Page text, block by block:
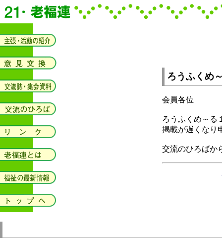
ろうふくめ
会員各位
ろうふくめ～る
掲載が遅くなり
交流のひろばか